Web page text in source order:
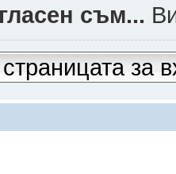
съм...
за